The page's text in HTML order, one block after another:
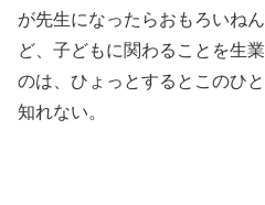
が先生になったらおもろいね
ど、子どもに関わることを生
のは、ひょっとするとこのひ
知れない。